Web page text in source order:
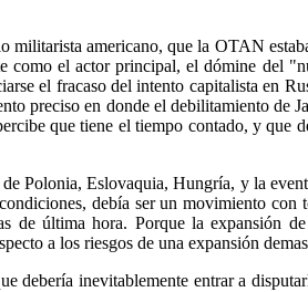
americano, que la OTAN
el actor principal, el dómine del
el fracaso del intento capitalista en
preciso en donde el debilitamiento de
que tiene el tiempo contado, y que
Polonia, Eslovaquia, Hungría, y la
debía ser un movimiento
de última hora. Porque la
a los riesgos de una expansión
debería inevitablemente entrar a